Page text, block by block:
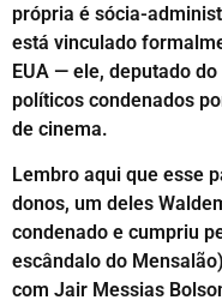
própria é sócia-
está vinculado
EUA — ele, deputado
políticos condenados
de cinema.
Lembro aqui que esse
donos, um deles
condenado e cumpriu
escândalo do
com Jair Messias